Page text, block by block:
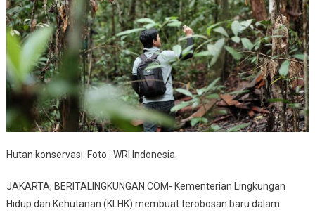
Pelibatan
Masyarakat
Melalui
Kemitraan
Konservasi
Hutan konservasi. Foto : WRI Indonesia.
JAKARTA, BERITALINGKUNGAN.COM- Kementerian Lingkungan
Hidup dan Kehutanan (KLHK) membuat terobosan baru dalam